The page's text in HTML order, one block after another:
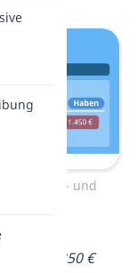
Aufwands- und
von 350 €